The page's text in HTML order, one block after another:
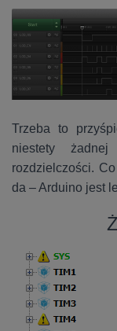
Trzeba to
niestety
rozdzielczości.
da – Arduino jest